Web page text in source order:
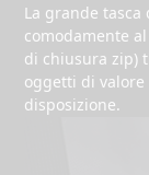
La grande
comodamente
di chiusura zip)
oggetti di
disposizione.